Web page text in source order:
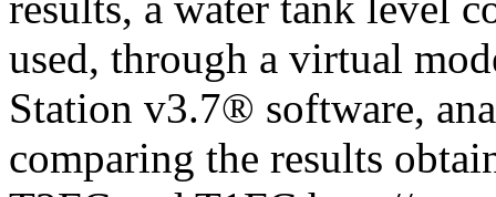
used, through a virtual
Station v3.7® software,
comparing the results